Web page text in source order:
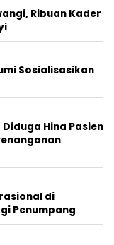
Ribuan Kader
Sosialisasikan
Hina Pasien
di
Penumpang